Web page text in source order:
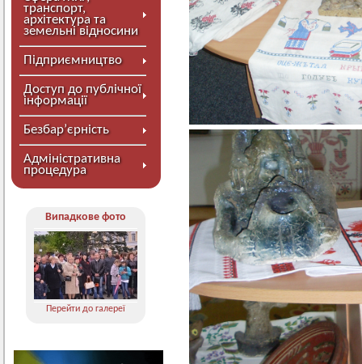
транспорт,
архітектура та
земельні відносини
Підприємництво
Доступ до публічної
інформації
Безбар’єрність
Адміністративна
процедура
Випадкове фото
Перейти до галереї